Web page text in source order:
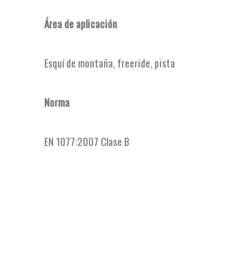
Área de aplicación
Esquí de montaña, freeride, pista
Norma
EN 1077:2007 Clase B